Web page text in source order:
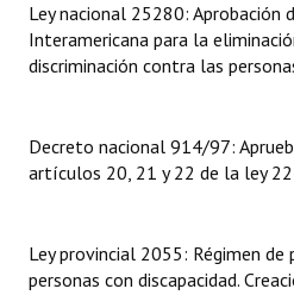
Antiguos Pobladores
Noticias Destacadas
Datos Históricos
Audiencias Públicas - Registro
Ley nacional 25280: Aprobación
Interamericana para la
discriminación contra las
Decreto nacional 914/97:
artículos 20, 21 y 22 de la ley
Ley provincial 2055: Régimen
personas con discapacidad.